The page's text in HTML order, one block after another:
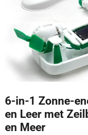
6-in-1 Zonne-
en Leer met
en Meer